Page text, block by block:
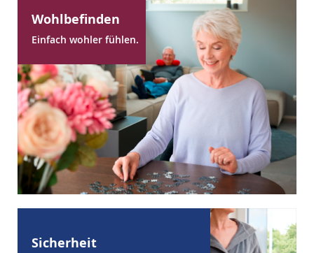
Wohlbefinden
Einfach wohler fühlen.
Sicherheit